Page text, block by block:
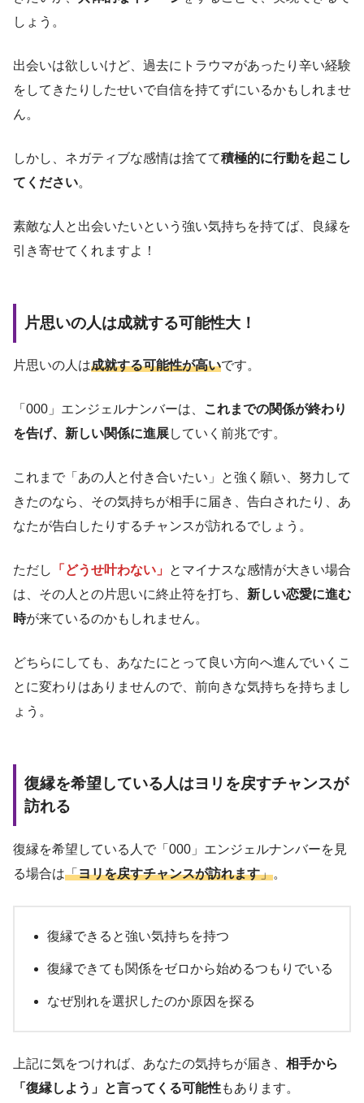
しょう。
出会いは欲しいけど、過去にトラウマがあったり辛い経験
をしてきたりしたせいで自信を持てずにいるかもしれませ
ん。
しかし、ネガティブな感情は捨てて積極的に行動を起こし
てください。
素敵な人と出会いたいという強い気持ちを持てば、良縁を
引き寄せてくれますよ！
片思いの人は成就する可能性大！
片思いの人は成就する可能性が高いです。
「000」エンジェルナンバーは、
これまでの関係が終わり
を告げ、新しい関係に進展していく前兆です。
これまで「あの人と付き合いたい」と強く願い、努力して
きたのなら、その気持ちが相手に届き、告白されたり、あ
なたが告白したりするチャンスが訪れるでしょう。
ただし 「どうせ叶わない」
とマイナスな感情が大きい場合
は、その人との片思いに終止符を打ち、 新しい恋愛に進む
時が来ているのかもしれません。
どちらにしても、あなたにとって良い方向へ進んでいくこ
とに変わりはありませんので、前向きな気持ちを持ちまし
ょう。
復縁を希望している人はヨリを戻すチャンスが
訪れる
復縁を希望している人で「000」エンジェルナンバーを見
る場合は「ヨリを戻すチャンスが訪れます」。
復縁できると強い気持ちを持つ
復縁できても関係をゼロから始めるつもりでいる
なぜ別れを選択したのか原因を探る
上記に気をつければ、あなたの気持ちが届き、 相手から
「復縁しよう」と言ってくる可能性もあります。